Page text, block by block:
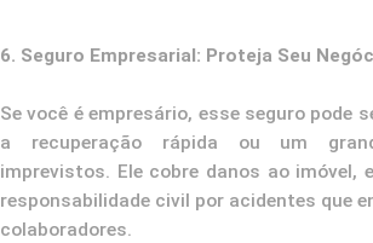
6. Seguro Empresarial: Proteja Seu
Se você é empresário, esse seguro pode
a recuperação rápida ou um
imprevistos. Ele cobre danos ao imóvel,
responsabilidade civil por acidentes que
colaboradores.